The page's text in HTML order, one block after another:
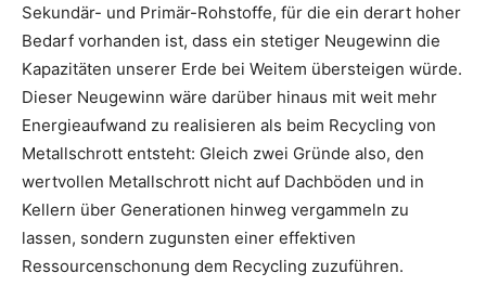
Sekundär- und Primär-Rohstoffe, für die ein derart hoher
Bedarf vorhanden ist, dass ein stetiger Neugewinn die
Kapazitäten unserer Erde bei Weitem übersteigen würde.
Dieser Neugewinn wäre darüber hinaus mit weit mehr
Energieaufwand zu realisieren als beim Recycling von
Metallschrott entsteht: Gleich zwei Gründe also, den
wertvollen Metallschrott nicht auf Dachböden und in
Kellern über Generationen hinweg vergammeln zu
lassen, sondern zugunsten einer effektiven
Ressourcenschonung dem Recycling zuzuführen.